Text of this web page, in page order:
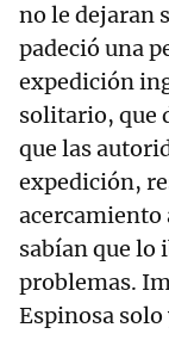
no le dejaran
padeció una
expedición
solitario, que
que las
expedición,
acercamiento
sabían que lo
problemas.
Espinosa